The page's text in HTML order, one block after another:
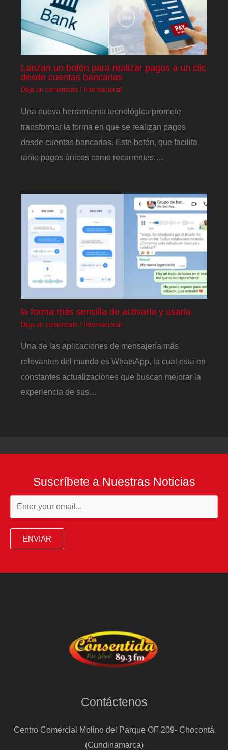
Lanzan un botón para realizar pagos a un clic
desde cuentas bancarias
Deja un comentario / Internacional
Una nueva herramienta tecnológica promete
transformar la forma en que se realizan pagos
desde cuentas bancarias. Este botón, que facilita
tanto pagos únicos como recurrentes,…
la forma más sencilla de activarla y usarla
Deja un comentario / Internacional
Una de las aplicaciones de mensajería más
relevantes del mundo es WhatsApp, la cual está en
constantes actualizaciones que buscan mejorar la
experiencia de sus…
Suscríbete a Nuestras Noticias
ENVIAR
Contáctenos
Centro Comercial Molino del Parque OF 209- Chocontá
(Cundinamarca)